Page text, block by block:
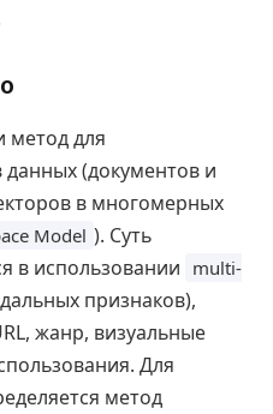
метод для
(документов и
в многомерных
Model ). Суть
в использовании multi-
признаков),
жанр, визуальные
Для
метод